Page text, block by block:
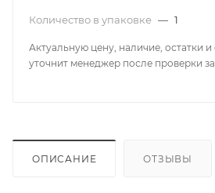
Количество в упаковке — 1
Актуальную цену, наличие, остатки и
уточнит менеджер после проверки
ОПИСАНИЕ ОТЗЫВЫ